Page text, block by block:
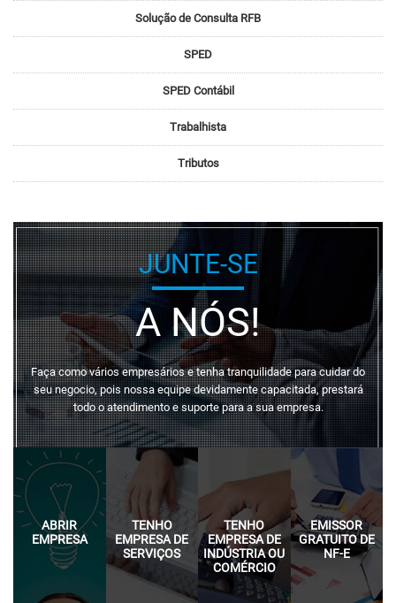
Solução de Consulta RFB
SPED
SPED Contábil
Trabalhista
Tributos
JUNTE-SE
A NÓS!
Faça como vários empresários e tenha tranquilidade para cuidar do
seu negocio, pois nossa equipe devidamente capacitada, prestará
todo o atendimento e suporte para a sua empresa.
ABRIR
EMPRESA
TENHO
EMPRESA DE
SERVIÇOS
TENHO
EMPRESA DE
INDÚSTRIA OU
COMÉRCIO
EMISSOR
GRATUITO DE
NF-E